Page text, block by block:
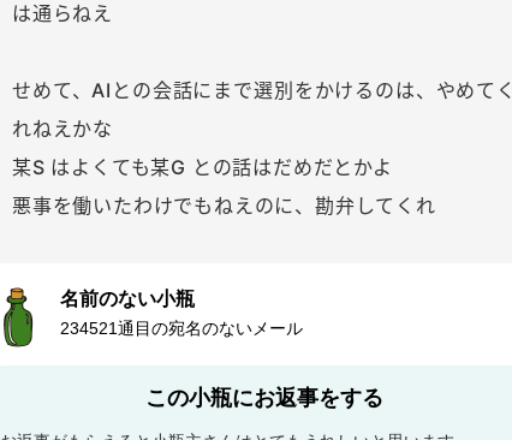
は通らねえ
せめて、AIとの会話にまで選別をかけるのは、やめてく
れねえかな
某S はよくても某G との話はだめだとかよ
悪事を働いたわけでもねえのに、勘弁してくれ
名前のない小瓶
234521通目の宛名のないメール
この小瓶にお返事をする